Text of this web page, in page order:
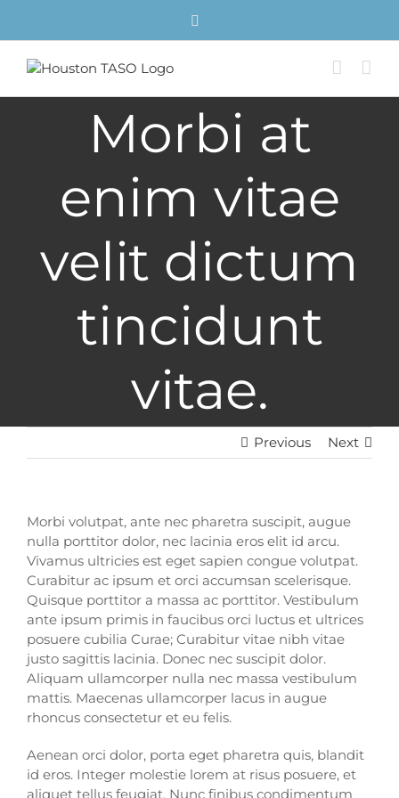
Morbi at
enim vitae
velit dictum
tincidunt
vitae.
Previous Next
Morbi volutpat, ante nec pharetra suscipit, augue
nulla porttitor dolor, nec lacinia eros elit id arcu.
Vivamus ultricies est eget sapien congue volutpat.
Curabitur ac ipsum et orci accumsan scelerisque.
Quisque porttitor a massa ac porttitor. Vestibulum
ante ipsum primis in faucibus orci luctus et ultrices
posuere cubilia Curae; Curabitur vitae nibh vitae
justo sagittis lacinia. Donec nec suscipit dolor.
Aliquam ullamcorper nulla nec massa vestibulum
mattis. Maecenas ullamcorper lacus in augue
rhoncus consectetur et eu felis.
Aenean orci dolor, porta eget pharetra quis, blandit
id eros. Integer molestie lorem at risus posuere, et
aliquet tellus feugiat. Nunc finibus condimentum